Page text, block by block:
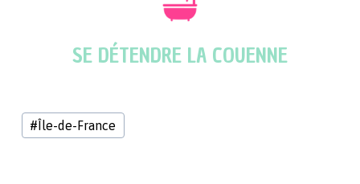
SE DÉTENDRE LA COUENNE
Étiquettes
de
#Île-de-France